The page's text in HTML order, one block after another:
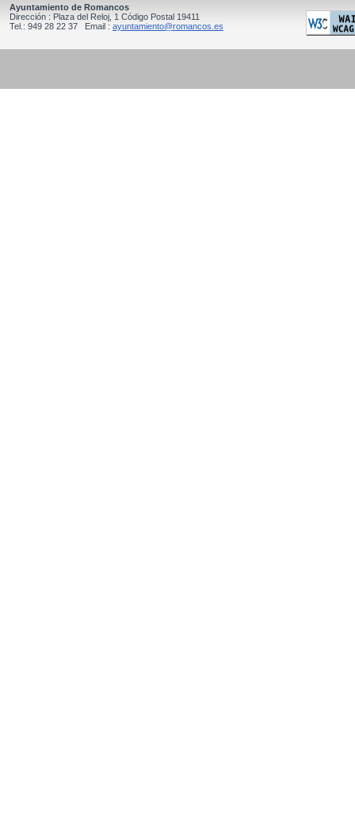
Ayuntamiento de Romancos
Dirección : Plaza del Reloj, 1 Código Postal 19411
Tel.: 949 28 22 37 Email : ayuntamiento@romancos.es